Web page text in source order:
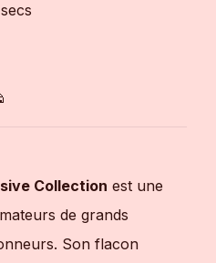
Collection est une
de grands
Son flacon